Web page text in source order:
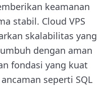
keamanan
stabil. Cloud VPS
skalabilitas yang
dengan aman
fondasi yang kuat
seperti SQL